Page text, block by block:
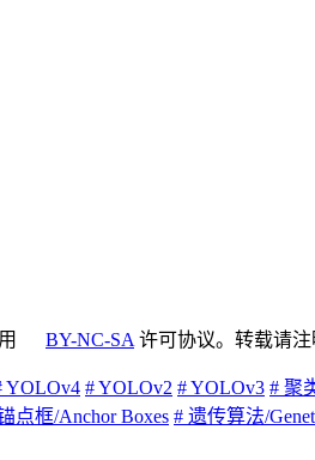
BY-NC-SA 许可协议。转载请注
YOLOv4 # YOLOv2 # YOLOv3 # 聚
点框/Anchor Boxes # 遗传算法/